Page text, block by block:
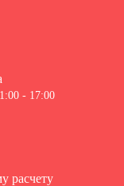
- 17:00
расчету